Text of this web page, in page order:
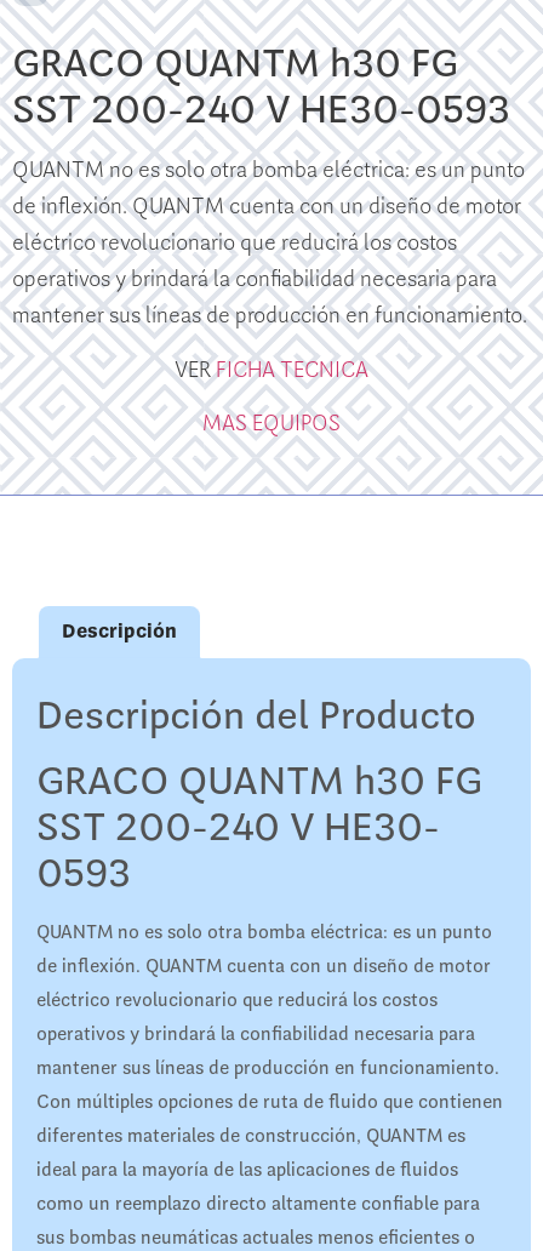
GRACO QUANTM h30 FG
SST 200-240 V HE30-0593
QUANTM no es solo otra bomba eléctrica: es un punto
de inflexión. QUANTM cuenta con un diseño de motor
eléctrico revolucionario que reducirá los costos
operativos y brindará la confiabilidad necesaria para
mantener sus líneas de producción en funcionamiento.
VERFICHA TECNICA
MAS EQUIPOS
Descripción
Descripción del Producto
GRACO QUANTM h30 FG
SST 200-240 V HE30-
0593
QUANTM no es solo otra bomba eléctrica: es un punto
de inflexión. QUANTM cuenta con un diseño de motor
eléctrico revolucionario que reducirá los costos
operativos y brindará la confiabilidad necesaria para
mantener sus líneas de producción en funcionamiento.
Con múltiples opciones de ruta de fluido que contienen
diferentes materiales de construcción, QUANTM es
ideal para la mayoría de las aplicaciones de fluidos
como un reemplazo directo altamente confiable para
sus bombas neumáticas actuales menos eficientes o